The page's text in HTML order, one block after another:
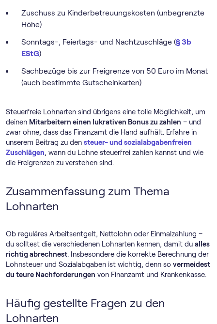
Zuschuss zu Kinderbetreuungskosten (unbegrenzte
Höhe)
Sonntags-, Feiertags- und Nachtzuschläge (§ 3b
EStG)
Sachbezüge bis zur Freigrenze von 50 Euro im Monat
(auch bestimmte Gutscheinkarten)
Steuerfreie Lohnarten sind übrigens eine tolle Möglichkeit, um
deinen Mitarbeitern einen lukrativen Bonus zu zahlen – und
zwar ohne, dass das Finanzamt die Hand aufhält. Erfahre in
unserem Beitrag zu den steuer- und sozialabgabenfreien
Zuschlägen, wann du Löhne steuerfrei zahlen kannst und wie
die Freigrenzen zu verstehen sind.
Zusammenfassung zum Thema
Lohnarten
Ob reguläres Arbeitsentgelt, Nettolohn oder Einmalzahlung –
du solltest die verschiedenen Lohnarten kennen, damit du alles
richtig abrechnest. Insbesondere die korrekte Berechnung der
Lohnsteuer und Sozialabgaben ist wichtig, denn so vermeidest
du teure Nachforderungen von Finanzamt und Krankenkasse.
Häufig gestellte Fragen zu den
Lohnarten